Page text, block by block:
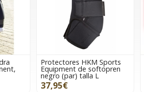
Sports Vendas HKM Sports
Equipment Innovation,
color rojo, 2 metros
16,95€